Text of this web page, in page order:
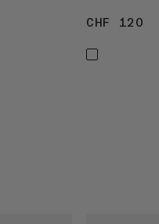
CHF 120